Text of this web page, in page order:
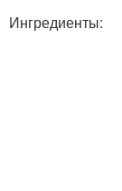
Ингредиенты: